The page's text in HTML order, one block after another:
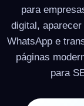
para
digital,
WhatsApp e
páginas
para